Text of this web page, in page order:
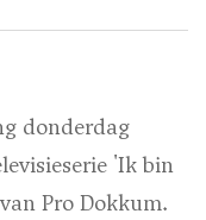
donderdag
'Ik bin
Pro Dokkum.